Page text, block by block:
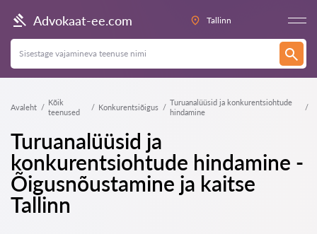
Advokaat-ee.com Tallinn
Avaleht
Kõik
teenused
Konkurentsiõigus
Turuanalüüsid ja konkurentsiohtude
hindamine
Turuanalüüsid ja
konkurentsiohtude hindamine -
Õigusnõustamine ja kaitse
Tallinn